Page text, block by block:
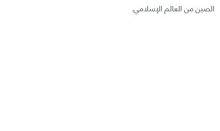
الصين من العالم الإسلامي.